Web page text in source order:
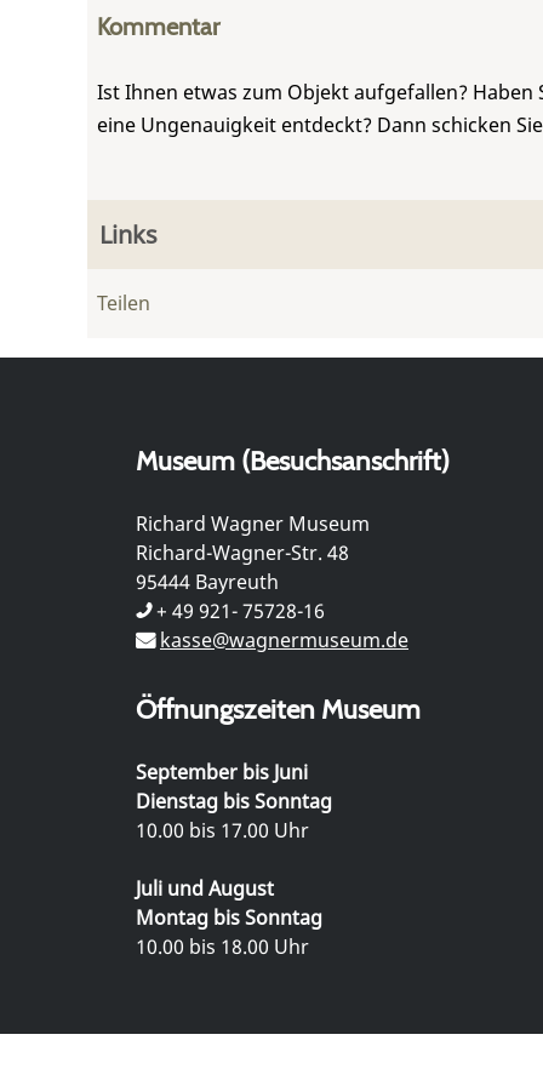
Kommentar
Ist Ihnen etwas zum Objekt aufgefallen?
eine Ungenauigkeit entdeckt? Dann schicken
Links
Teilen
Museum (Besuchsanschrift)
Richard Wagner Museum
Richard-Wagner-Str. 48
95444 Bayreuth
+ 49 921- 75728-16
kasse@wagnermuseum.de
Öffnungszeiten Museum
September bis Juni
Dienstag bis Sonntag
10.00 bis 17.00 Uhr
Juli und August
Montag bis Sonntag
10.00 bis 18.00 Uhr